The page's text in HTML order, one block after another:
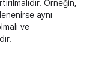
Örneğin,
aynı
ve